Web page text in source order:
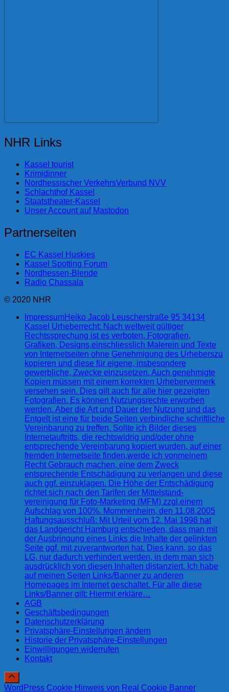
NHR Links
Kassel tourist
Krimidinner
Nordhessischer VerkehrsVerbund NVV
Schlachthof Kassel
Staatstheater-Kassel
Unser Account auf Mastodon
Partnerseiten
EC Kassel Huskies
Kassel Spotting Forum
Nordhessen-Blende
Radio Chassala
© 2020 NHR
ImpressumHeiko Jacob Leuscherstraße 95 34134
Kassel Urheberrecht: Nach weltweit gültiger
Rechtssprechung ist es verboten, Fotografien,
Grafiken, Designs,einschliesslich Malerein und Texte
von Internetseiten ohne Genehmigung des Urheberszu
kopieren und diese für eigene, insbesondere
gewerbliche, Zwecke einzusetzen. Auch genehmigte
Kopien müssen mit einem korrekten Urhebervermerk
versehen sein. Dies gilt auch für alle hier gezeigten
Fotografien. Es können Nutzungsrechte erworben
werden. Aber die Art und Dauer der Nutzung und das
Entgelt ist eine für beide Seiten verbindliche schriftliche
Vereinbarung zu treffen. Sollte ich Bilder dieses
Internetauftritts, die rechtswidrig und/oder ohne
entsprechende Vereinbarung kopiert wurden, auf einer
fremden Internetseite finden,werde ich vonmeinem
Recht Gebrauch machen, eine dem Zweck
entsprechende Entschädigung zu verlangen und diese
auch ggf. einzuklagen. Die Höhe der Entschädigung
richtet sich nach den Tarifen der Mittelstand-
vereinigung für Foto-Marketing (MFM) zzgl.einem
Aufschlag von 100%. Mommenheim, den 11.08.2005
Haftungsausschluß: Mit Urteil vom 12. Mai 1998 hat
das Landgericht Hamburg entschieden, dass man mit
der Ausbringung eines Links die Inhalte der gelinkten
Seite ggf. mit zuverantworten hat. Dies kann, so das
LG, nur dadurch verhindert werden, in dem man sich
ausdrücklich von diesen Inhalten distanziert. Ich habe
auf meinen Seiten Links/Banner zu anderen
Homepages im Internet geschaltet. Für alle diese
Links/Banner gilt: Hiermit erkläre…
AGB
Geschäftsbedingungen
Datenschutzerklärung
Privatsphäre-Einstellungen ändern
Historie der Privatsphäre-Einstellungen
Einwilligungen widerrufen
Kontakt
WordPress Cookie Hinweis von Real Cookie Banner